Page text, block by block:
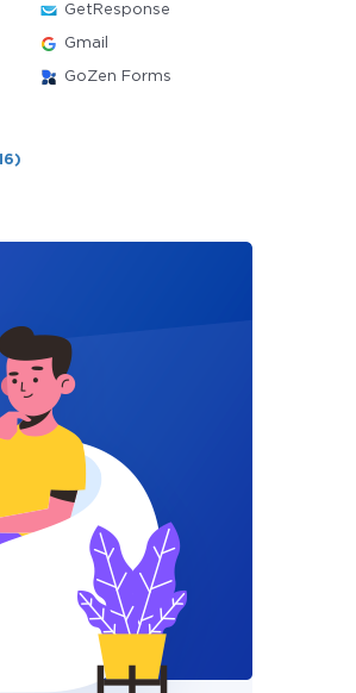
GetResponse
Gmail
GoZen Forms